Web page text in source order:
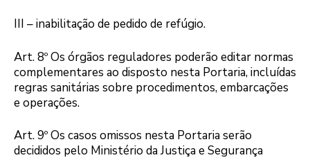
III – inabilitação de pedido de refúgio.
Art. 8º Os órgãos reguladores poderão editar normas
complementares ao disposto nesta Portaria, incluídas
regras sanitárias sobre procedimentos, embarcações
e operações.
Art. 9º Os casos omissos nesta Portaria serão
decididos pelo Ministério da Justiça e Segurança